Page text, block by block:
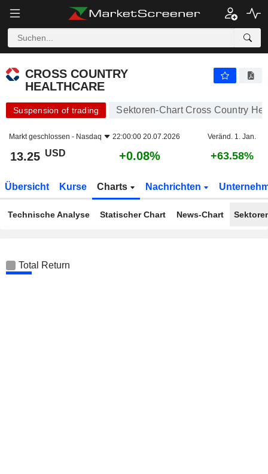
CROSS COUNTRY
HEALTHCARE
Suspension of trading Sektoren-Chart Cross Country
Markt geschlossen - Nasdaq 22:00:00 20.07.2026 Veränd. 1. Jan.
13.25 USD +0.08% +63.58%
Übersicht Kurse Charts Nachrichten
Technische Analyse Statischer Chart News-Chart
Total Return